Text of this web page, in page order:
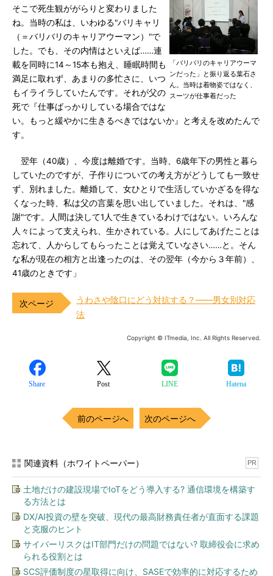
「バリバリのキャリアウーマ
ンだった」と振り返る葉石さ
ん。当時は着物姿ではなく、
スーツが仕事着だった
そこで死生観ががらりと変わりました
ね。当時の私は、いわゆる"バリキャリ
（＝バリバリのキャリアウーマン）"で
した。でも、その内情はといえば……連
載を同時に14～15本も抱え、睡眠時間も
満足に取れず、あまりの多忙さに、いつ
もイライラしていたんです。それが父の
死で『仕事ばっかりしている場合ではな
い。もっと緩やかに生きるべきではないか』と考えを改めたんで
す。
翌年（40歳）、今度は離婚です。当時、6歳年下の男性と暮ら
していたのですが、子作りについての考え方がどうしても一致せ
ず、別れました。離婚して、女ひとりで生活していかざるを得な
くなった時、私は父の言葉を思い出していました。それは、"感
謝"です。人間は決して1人で生きているわけではない。いろんな
人々によって支えられ、生かされている。人にしてあげたことは
忘れて、人からしてもらったことは覚えていなさい……と。そん
な私が現在の相方と出逢ったのは、その翌年（今から３年前）、
41歳のときです」
うわさや陰口にどう対抗する？――男女別対応
法
Copyright © ITmedia, Inc. All Rights Reserved.
Share Post LINE Hatena
前のページへ 次のページへ
関連資料（ホワイトペーパー） PR
土地だけの建設現場でIoTをどう導入する? 通信環境を構築す
る方法とは
DX/AI投資の壁を突破、現代の最高財務責任者が直面する課題
と克服のヒント
サイバーリスクはIT部門だけの問題ではない? 取締役会に求め
られる役割とは
SCS評価制度の星取得に向け、SASEで効率的に対応するため